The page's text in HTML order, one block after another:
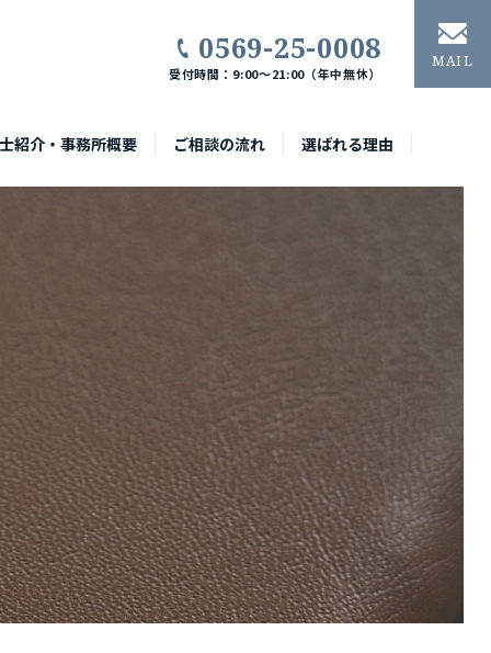
紹介・事務所概要 ご相談の流れ 選ばれる理由
0569-25-0008
受付時間：9:00〜21:00（年中無休）
MAIL